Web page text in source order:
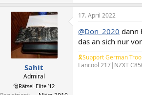
Sahit
Admiral
🎅Rätsel-Elite ’12
17. April 2022
@Don_2020 dann
das an sich nur
🎗Support German
Lancool 217|NZXT